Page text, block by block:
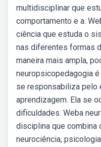
multidisciplinar que
comportamento e a.
ciência que estuda o
nas diferentes formas
maneira mais ampla,
neuropsicopedagogia
se responsabiliza pelo
aprendizagem. Ela se
dificuldades. Weba
disciplina que combina
neurociência,